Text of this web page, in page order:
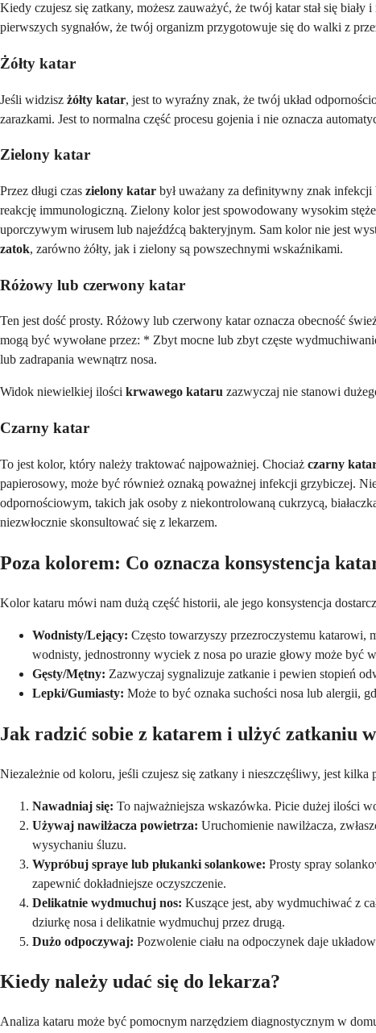
Kiedy czujesz się zatkany, możesz zauważyć, że twój katar stał się
pierwszych sygnałów, że twój organizm przygotowuje się do walki z
Żółty katar
Jeśli widzisz żółty katar, jest to wyraźny znak, że twój układ
zarazkami. Jest to normalna część procesu gojenia i nie oznacza
Zielony katar
Przez długi czas zielony katar był uważany za definitywny znak
reakcję immunologiczną. Zielony kolor jest spowodowany wysokim
uporczywym wirusem lub najeźdźcą bakteryjnym. Sam kolor nie jest
zatok, zarówno żółty, jak i zielony są powszechnymi wskaźnikami.
Różowy lub czerwony katar
Ten jest dość prosty. Różowy lub czerwony katar oznacza obecność
mogą być wywołane przez: * Zbyt mocne lub zbyt częste
lub zadrapania wewnątrz nosa.
Widok niewielkiej ilości krwawego kataru zazwyczaj nie stanowi
Czarny katar
To jest kolor, który należy traktować najpoważniej. Chociaż czarny
papierosowy, może być również oznaką poważnej infekcji grzybiczej.
odpornościowym, takich jak osoby z niekontrolowaną cukrzycą,
niezwłocznie skonsultować się z lekarzem.
Poza kolorem: Co oznacza konsystencja
Kolor kataru mówi nam dużą część historii, ale jego konsystencja
Wodnisty/Lejący: Często towarzyszy przezroczystemu
wodnisty, jednostronny wyciek z nosa po urazie głowy może
Gęsty/Mętny: Zazwyczaj sygnalizuje zatkanie i pewien stopień
Lepki/Gumiasty: Może to być oznaka suchości nosa lub alergii,
Jak radzić sobie z katarem i ulżyć zatkaniu
Niezależnie od koloru, jeśli czujesz się zatkany i nieszczęśliwy, jest
Nawadniaj się: To najważniejsza wskazówka. Picie dużej ilości
Używaj nawilżacza powietrza: Uruchomienie nawilżacza,
wysychaniu śluzu.
Wypróbuj spraye lub płukanki solankowe: Prosty spray
zapewnić dokładniejsze oczyszczenie.
Delikatnie wydmuchuj nos: Kuszące jest, aby wydmuchiwać z
dziurkę nosa i delikatnie wydmuchuj przez drugą.
Dużo odpoczywaj: Pozwolenie ciału na odpoczynek daje
Kiedy należy udać się do lekarza?
Analiza kataru może być pomocnym narzędziem diagnostycznym w